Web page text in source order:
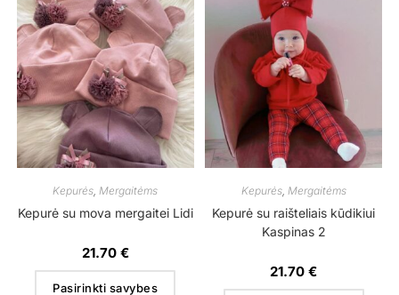
Kepurės Mergaitėms
Kepurė su mova mergaitei Lidi
21.70 €
Pasirinkti savybes
Kepurės, Mergaitėms
Kepurė su raišteliais kūdikiui
Kaspinas 2
21.70€